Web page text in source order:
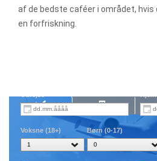
af de bedste caféer i området,
en forfriskning.